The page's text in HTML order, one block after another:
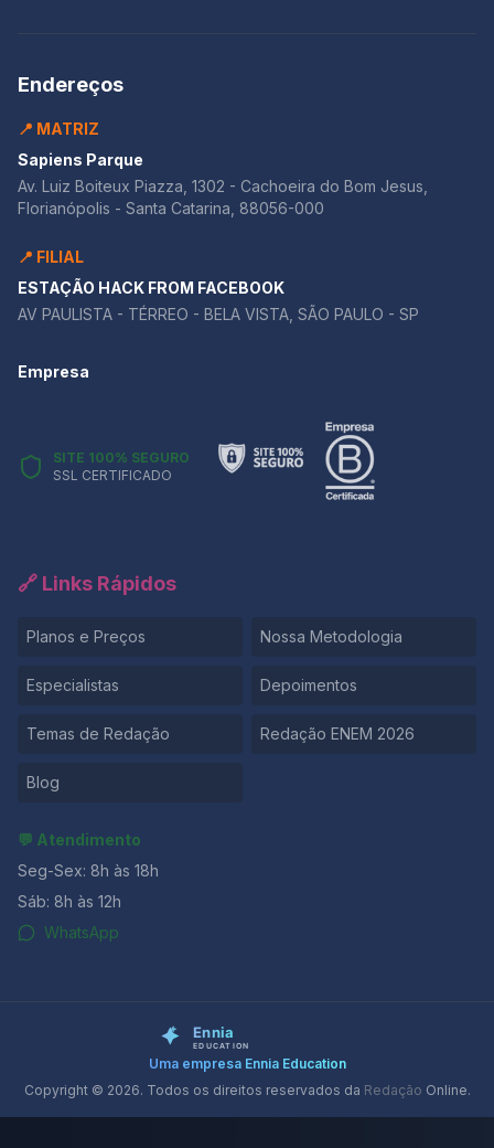
Endereços
📍 MATRIZ
Sapiens Parque
Av. Luiz Boiteux Piazza, 1302 - Cachoeira do Bom Jesus,
Florianópolis - Santa Catarina, 88056-000
📍 FILIAL
ESTAÇÃO HACK FROM FACEBOOK
AV PAULISTA - TÉRREO - BELA VISTA, SÃO PAULO - SP
Empresa
SITE 100% SEGURO
SSL CERTIFICADO
🔗 Links Rápidos
Planos e Preços Nossa Metodologia
Especialistas Depoimentos
Temas de Redação Redação ENEM 2026
Blog
💬 Atendimento
Seg-Sex: 8h às 18h
Sáb: 8h às 12h
WhatsApp
Uma empresa Ennia Education
Copyright © 2026. Todos os direitos reservados da Redação Online.